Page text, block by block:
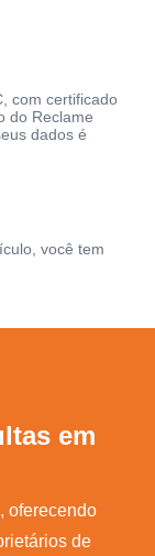
com certificado
do Reclame
dados é
você tem
em
oferecendo
de